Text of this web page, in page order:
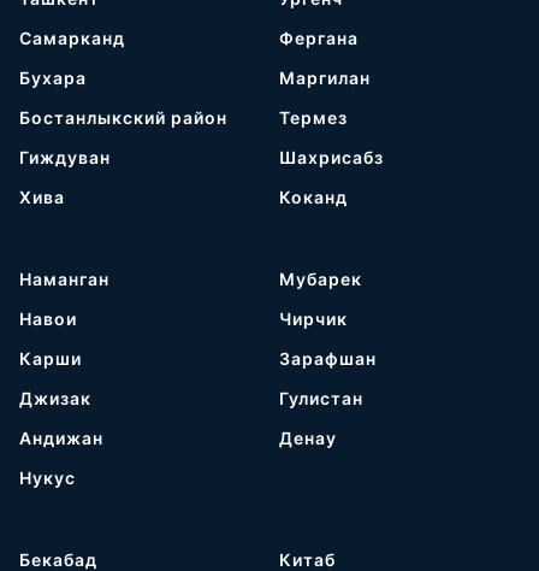
Самарканд
Бухара
Бостанлыкский район
Гиждуван
Хива
Фергана
Маргилан
Термез
Шахрисабз
Коканд
Наманган
Навои
Карши
Джизак
Андижан
Нукус
Мубарек
Чирчик
Зарафшан
Гулистан
Денау
Бекабад
Китаб